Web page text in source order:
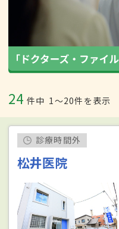
24 件中 1〜20件を表示
診療時間外
松井医院